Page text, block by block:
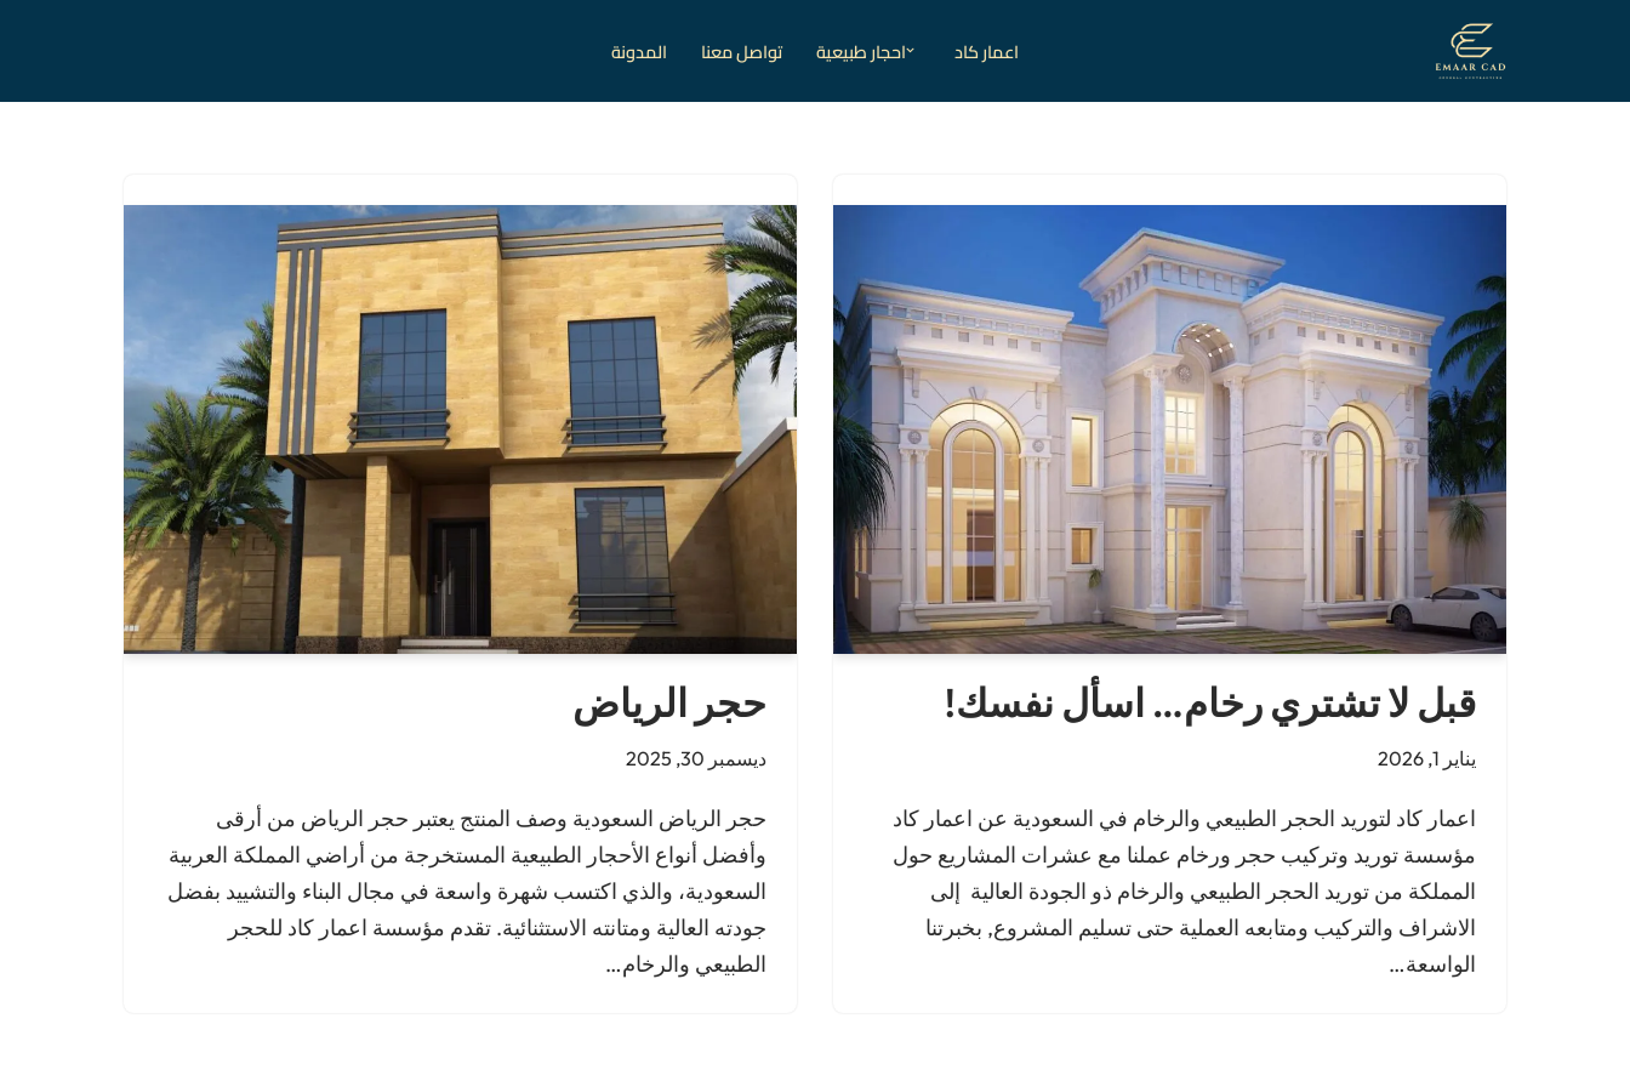
إلى
اعمار كاد احجار طبيعية تواصل معنا المدونة
قبل لا تشتري رخام… اسأل نفسك!
يناير 1, 2026
اعمار كاد لتوريد الحجر الطبيعي والرخام في السعودية عن اعمار كاد
مؤسسة توريد وتركيب حجر ورخام عملنا مع عشرات المشاريع حول
المملكة من توريد الحجر الطبيعي والرخام ذو الجودة العالية إلى
الاشراف والتركيب ومتابعه العملية حتى تسليم المشروع, بخبرتنا
الواسعة…
حجر الرياض
ديسمبر 30, 2025
حجر الرياض السعودية وصف المنتج يعتبر حجر الرياض من أرقى
وأفضل أنواع الأحجار الطبيعية المستخرجة من أراضي المملكة العربية
السعودية، والذي اكتسب شهرة واسعة في مجال البناء والتشييد بفضل
جودته العالية ومتانته الاستثنائية. تقدم مؤسسة اعمار كاد للحجر
الطبيعي والرخام…